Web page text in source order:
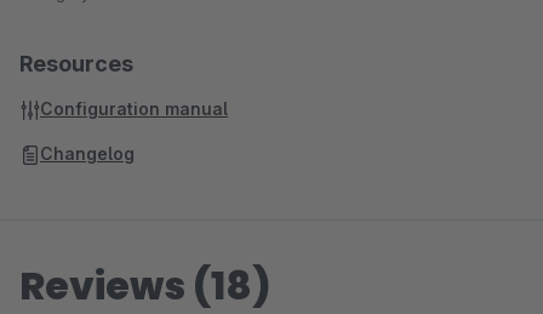
Resources
Configuration manual
Changelog
Reviews (18)